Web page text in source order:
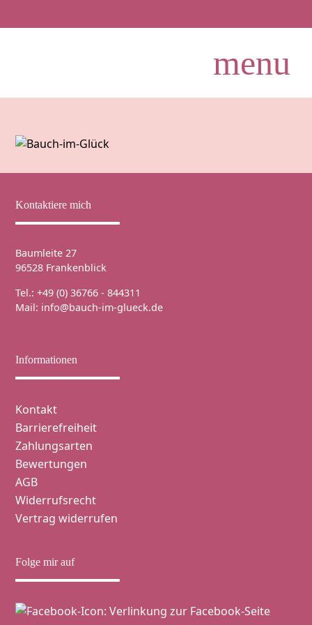
menu
Kontaktiere mich
Baumleite 27
96528 Frankenblick
Tel.:+49 (0) 36766 - 844311
Mail: info@bauch-im-glueck.de
Informationen
Navigation
überspringen
Kontakt
Barrierefreiheit
Zahlungsarten
Bewertungen
AGB
Widerrufsrecht
Vertrag widerrufen
Folge mir auf